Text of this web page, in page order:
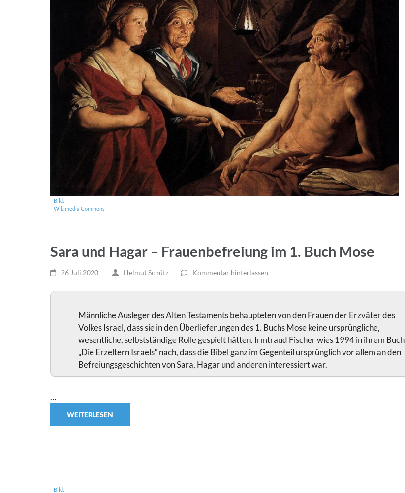
Bild:
Wikimedia Commons
Sara und Hagar – Frauenbefreiung im 1. Buch Mose
26 Juli,2020 Helmut Schütz Kommentar hinterlassen
Männliche Ausleger des Alten Testaments behaupteten von den Frauen der Erzväter des
Volkes Israel, dass sie in den Überlieferungen des 1. Buchs Mose keine ursprüngliche,
wesentliche, selbstständige Rolle gespielt hätten. Irmtraud Fischer wies 1994 in ihrem Buch
„Die Erzeltern Israels“ nach, dass die Bibel ganz im Gegenteil ursprünglich vor allem an den
Befreiungsgeschichten von Sara, Hagar und anderen interessiert war.
…
WEITERLESEN
Bild: